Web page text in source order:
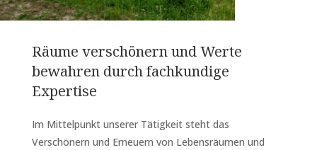
Räume verschönern und Werte
bewahren durch fachkundige
Expertise
Im Mittelpunkt unserer Tätigkeit steht das
Verschönern und Erneuern von Lebensräumen und